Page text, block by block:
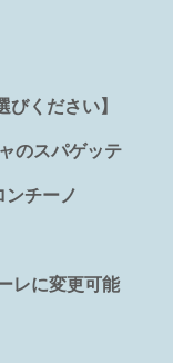
ください】
のスパゲッテ
ンチーノ
レに変更可能